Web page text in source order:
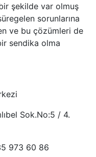
şekilde var olmuş
sorunlarına
ve bu çözümleri de
sendika olma
Sok.No:5 / 4.
973 60 86